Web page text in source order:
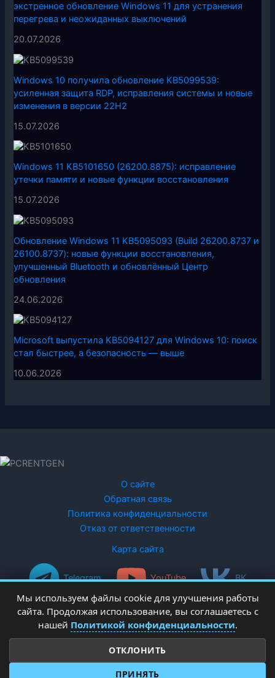
экстренное обновление Windows 11 для устранения
перегрева и неожиданных выключений
20.07.2026
Windows 10 получила обновление KB5099539:
усиленная защита RDP, исправления системы и новые
изменения в версии 22H2
15.07.2026
Windows 11 KB5101650 (26200.8875): исправление
утечки памяти и новые функции восстановления
15.07.2026
Обновление Windows 11 KB5095093 (Build 26200.8737 и
26100.8737): новые функции восстановления,
улучшенный Bluetooth и обновлённый Центр
обновления
24.06.2026
Microsoft выпустила KB5094127 для Windows 10: поиск
стал быстрее, а безопасность — выше
10.06.2026
О сайте
Обратная связь
Политика конфиденциальности
Отказ от ответственности
Карта сайта
Telegram YouTube ВК
Copyright © 2026 PCRentgen - настройка Windows
Мы используем файлы cookie для улучшения работы
сайта. Продолжая использование, вы соглашаетесь с
нашей Политикой конфиденциальности.
ОТКЛОНИТЬ
ПРИНЯТЬ